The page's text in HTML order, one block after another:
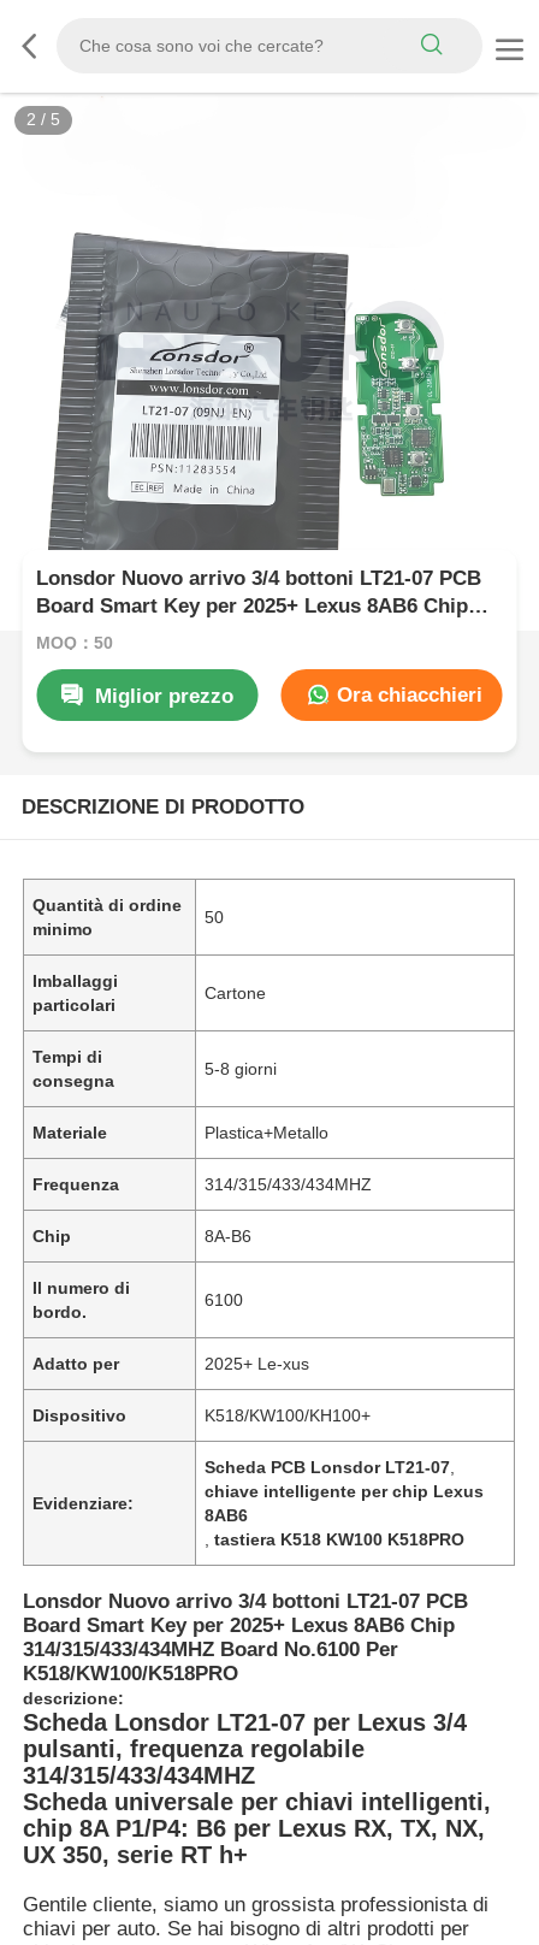
2 / 5
Lonsdor Nuovo arrivo 3/4 bottoni LT21-07 PCB
Board Smart Key per 2025+ Lexus 8AB6 Chip
314/315/433/434MHZ Board No.6100 Per
MOQ：50
Miglior prezzo Ora chiacchieri
DESCRIZIONE DI PRODOTTO
Quantità di ordine
minimo
50
Imballaggi
particolari
Cartone
Tempi di
consegna
5-8 giorni
Materiale Plastica+Metallo
Frequenza 314/315/433/434MHZ
Chip 8A-B6
Il numero di
bordo.
6100
Adatto per 2025+ Le-xus
Dispositivo K518/KW100/KH100+
Evidenziare:
Scheda PCB Lonsdor LT21-07
chiave intelligente per chip Lexus
8AB6
,tastiera K518 KW100 K518PRO
Lonsdor Nuovo arrivo 3/4 bottoni LT21-07 PCB
Board Smart Key per 2025+ Lexus 8AB6 Chip
314/315/433/434MHZ Board No.6100 Per
K518/KW100/K518PRO
descrizione:
Scheda Lonsdor LT21-07 per Lexus 3/4
pulsanti, frequenza regolabile
314/315/433/434MHZ
Scheda universale per chiavi intelligenti,
chip 8A P1/P4: B6 per Lexus RX, TX, NX,
UX 350, serie RT h+
Gentile cliente, siamo un grossista professionista di
chiavi per auto. Se hai bisogno di altri prodotti per